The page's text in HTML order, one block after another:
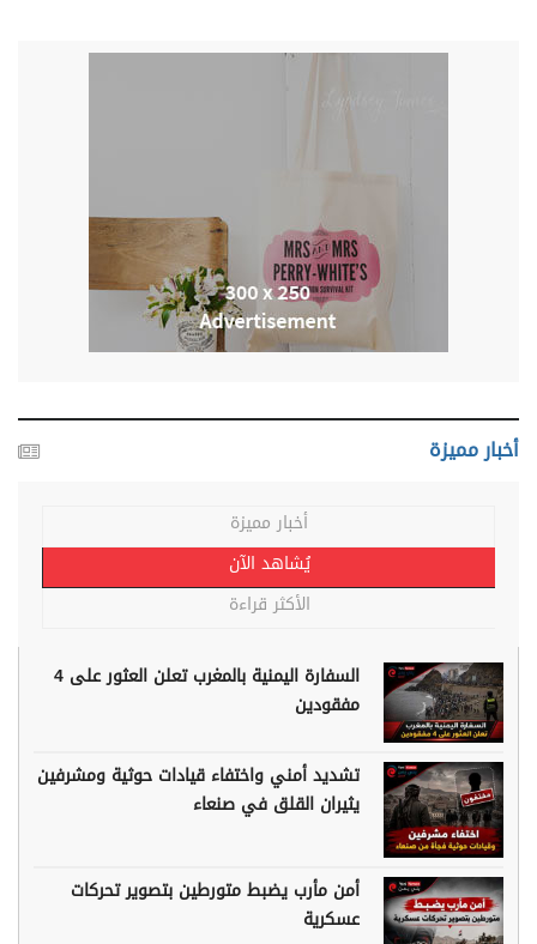
أخبار مميزة
أخبار مميزة
يُشاهد الآن
الأكثر قراءة
السفارة اليمنية بالمغرب تعلن العثور على 4
مفقودين
تشديد أمني واختفاء قيادات حوثية ومشرفين
يثيران القلق في صنعاء
أمن مأرب يضبط متورطين بتصوير تحركات
عسكرية